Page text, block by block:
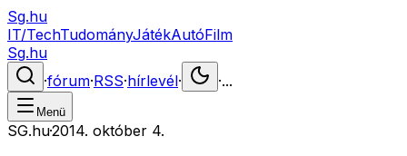
Sg.hu
IT/TechTudományJátékAutóFilm
Sg.hu
·fórum·RSS·hírlevél· ·...
Menü
SG.hu·2014. október 4.